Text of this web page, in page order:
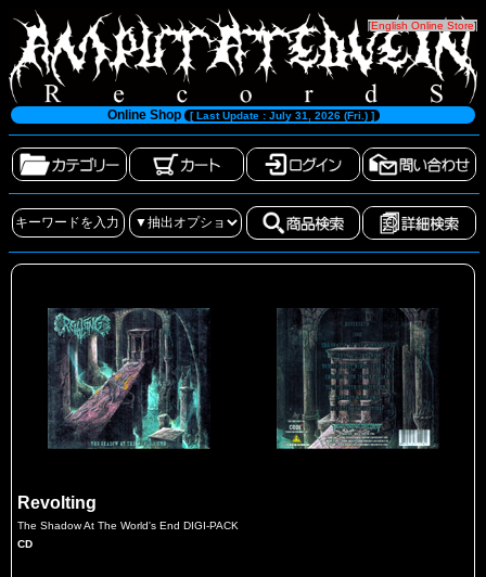
[English Online Store]
Online Shop [ Last Update : July 31, 2026 (Fri.) ]
Revolting
The Shadow At The World's End DIGI-PACK
CD